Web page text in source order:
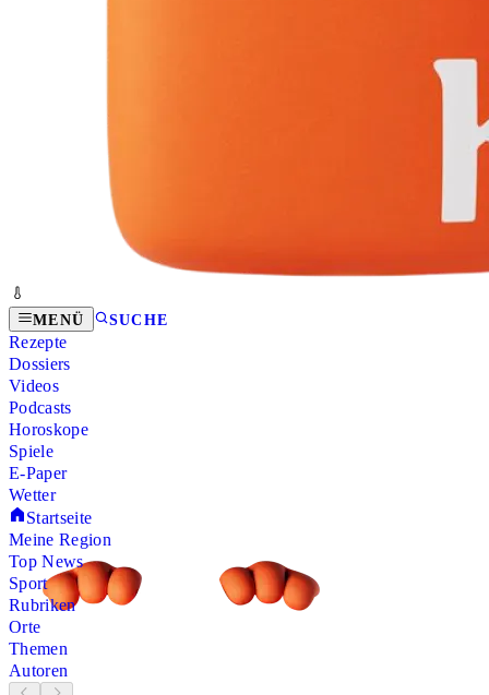
MENÜ SUCHE
Rezepte
Dossiers
Videos
Podcasts
Horoskope
Spiele
E-Paper
Wetter
Startseite
Meine Region
Top News
Sport
Rubriken
Orte
Themen
Autoren